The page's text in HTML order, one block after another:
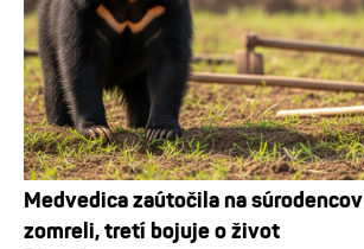
Medvedica zaútočila na
zomreli, tretí bojuje o život